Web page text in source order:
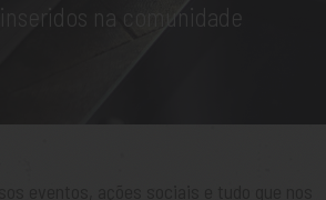
inseridos na comunidade